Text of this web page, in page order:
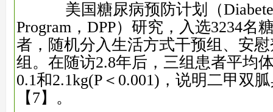
美国糖尿病预防计划（
Program，DPP）研究，入选3234名
者，随机分入生活方式干预组、安
组。在随访2.8年后，三组患者平均
0.1和2.1kg(P＜0.001)，说明二甲双
【7】 。